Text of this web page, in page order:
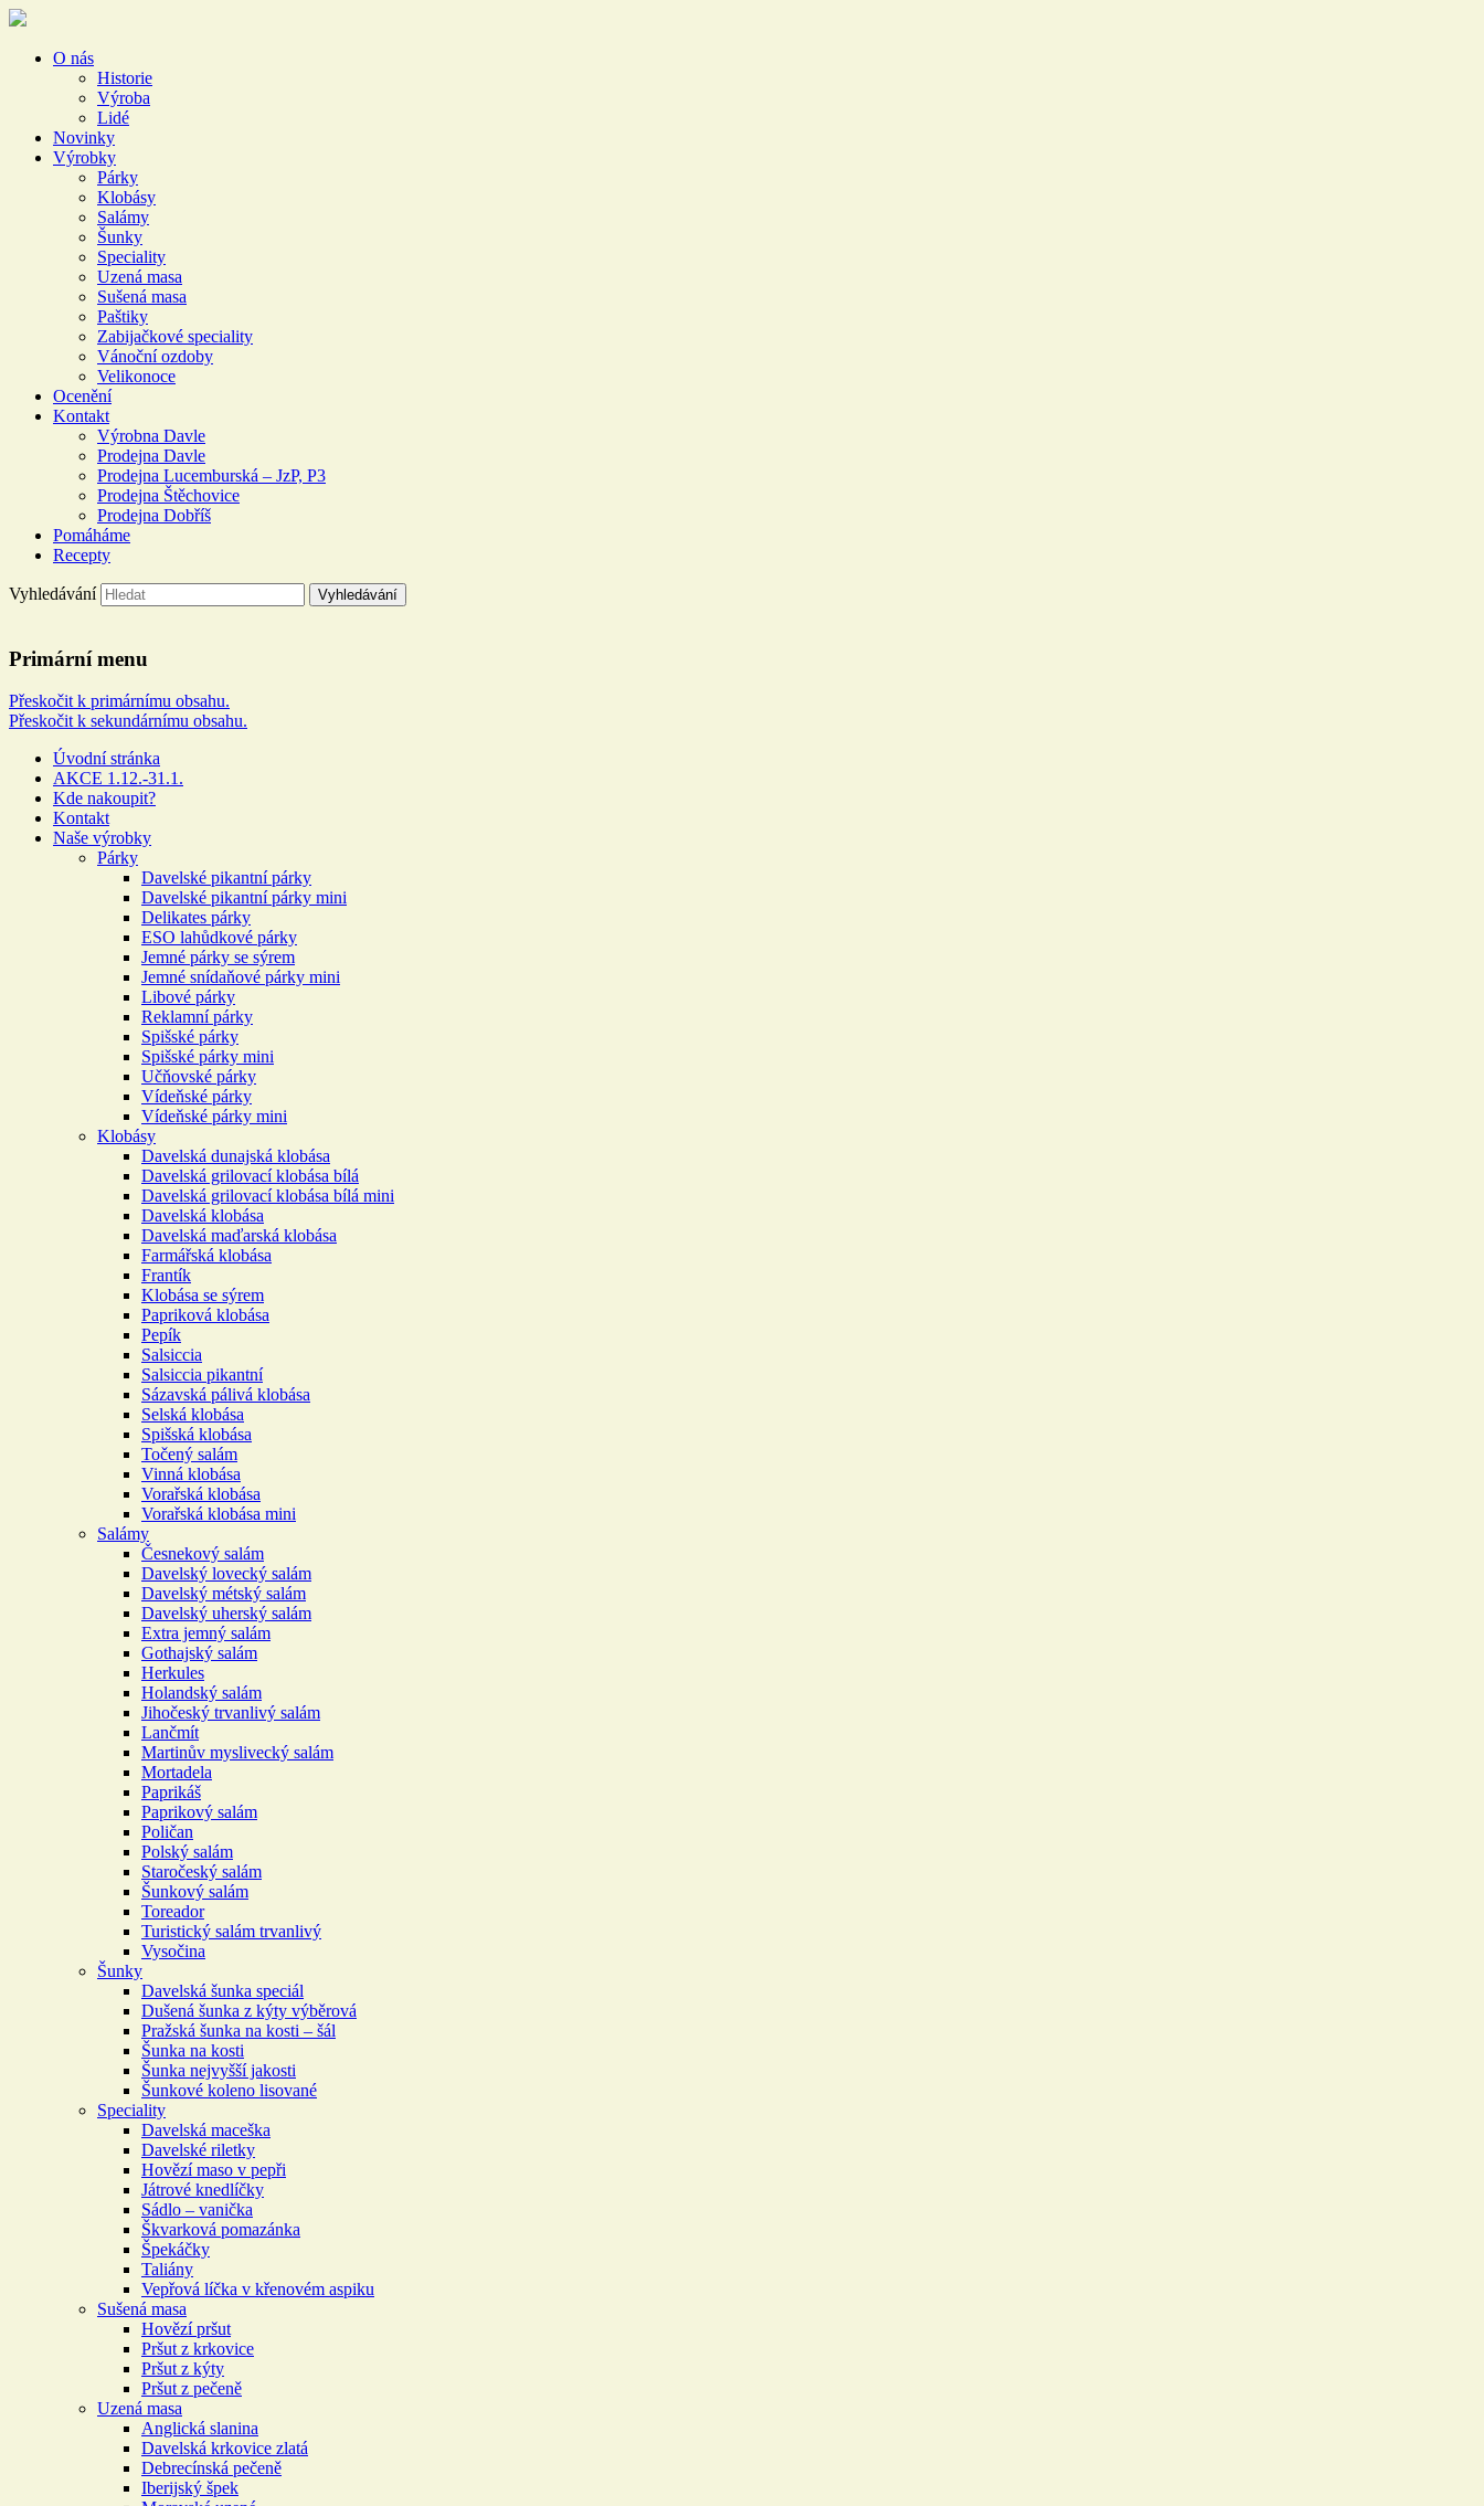
O nás
Historie
Výroba
Lidé
Novinky
Výrobky
Párky
Klobásy
Salámy
Šunky
Speciality
Uzená masa
Sušená masa
Paštiky
Zabijačkové speciality
Vánoční ozdoby
Velikonoce
Ocenění
Kontakt
Výrobna Davle
Prodejna Davle
Prodejna Lucemburská – JzP, P3
Prodejna Štěchovice
Prodejna Dobříš
Pomáháme
Recepty
Vyhledávání
Primární menu
Přeskočit k primárnímu obsahu.
Přeskočit k sekundárnímu obsahu.
Úvodní stránka
AKCE 1.12.-31.1.
Kde nakoupit?
Kontakt
Naše výrobky
Párky
Davelské pikantní párky
Davelské pikantní párky mini
Delikates párky
ESO lahůdkové párky
Jemné párky se sýrem
Jemné snídaňové párky mini
Libové párky
Reklamní párky
Spišské párky
Spišské párky mini
Učňovské párky
Vídeňské párky
Vídeňské párky mini
Klobásy
Davelská dunajská klobása
Davelská grilovací klobása bílá
Davelská grilovací klobása bílá mini
Davelská klobása
Davelská maďarská klobása
Farmářská klobása
Frantík
Klobása se sýrem
Papriková klobása
Pepík
Salsiccia
Salsiccia pikantní
Sázavská pálivá klobása
Selská klobása
Spišská klobása
Točený salám
Vinná klobása
Vorařská klobása
Vorařská klobása mini
Salámy
Česnekový salám
Davelský lovecký salám
Davelský métský salám
Davelský uherský salám
Extra jemný salám
Gothajský salám
Herkules
Holandský salám
Jihočeský trvanlivý salám
Lančmít
Martinův myslivecký salám
Mortadela
Paprikáš
Paprikový salám
Poličan
Polský salám
Staročeský salám
Šunkový salám
Toreador
Turistický salám trvanlivý
Vysočina
Šunky
Davelská šunka speciál
Dušená šunka z kýty výběrová
Pražská šunka na kosti – šál
Šunka na kosti
Šunka nejvyšší jakosti
Šunkové koleno lisované
Speciality
Davelská maceška
Davelské riletky
Hovězí maso v pepři
Játrové knedlíčky
Sádlo – vanička
Škvarková pomazánka
Špekáčky
Taliány
Vepřová líčka v křenovém aspiku
Sušená masa
Hovězí pršut
Pršut z krkovice
Pršut z kýty
Pršut z pečeně
Uzená masa
Anglická slanina
Davelská krkovice zlatá
Debrecínská pečeně
Iberijský špek